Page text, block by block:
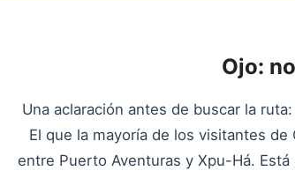
Ojo:
Una aclaración antes de buscar la
El que la mayoría de los visitantes
entre Puerto Aventuras y Xpu-Há.